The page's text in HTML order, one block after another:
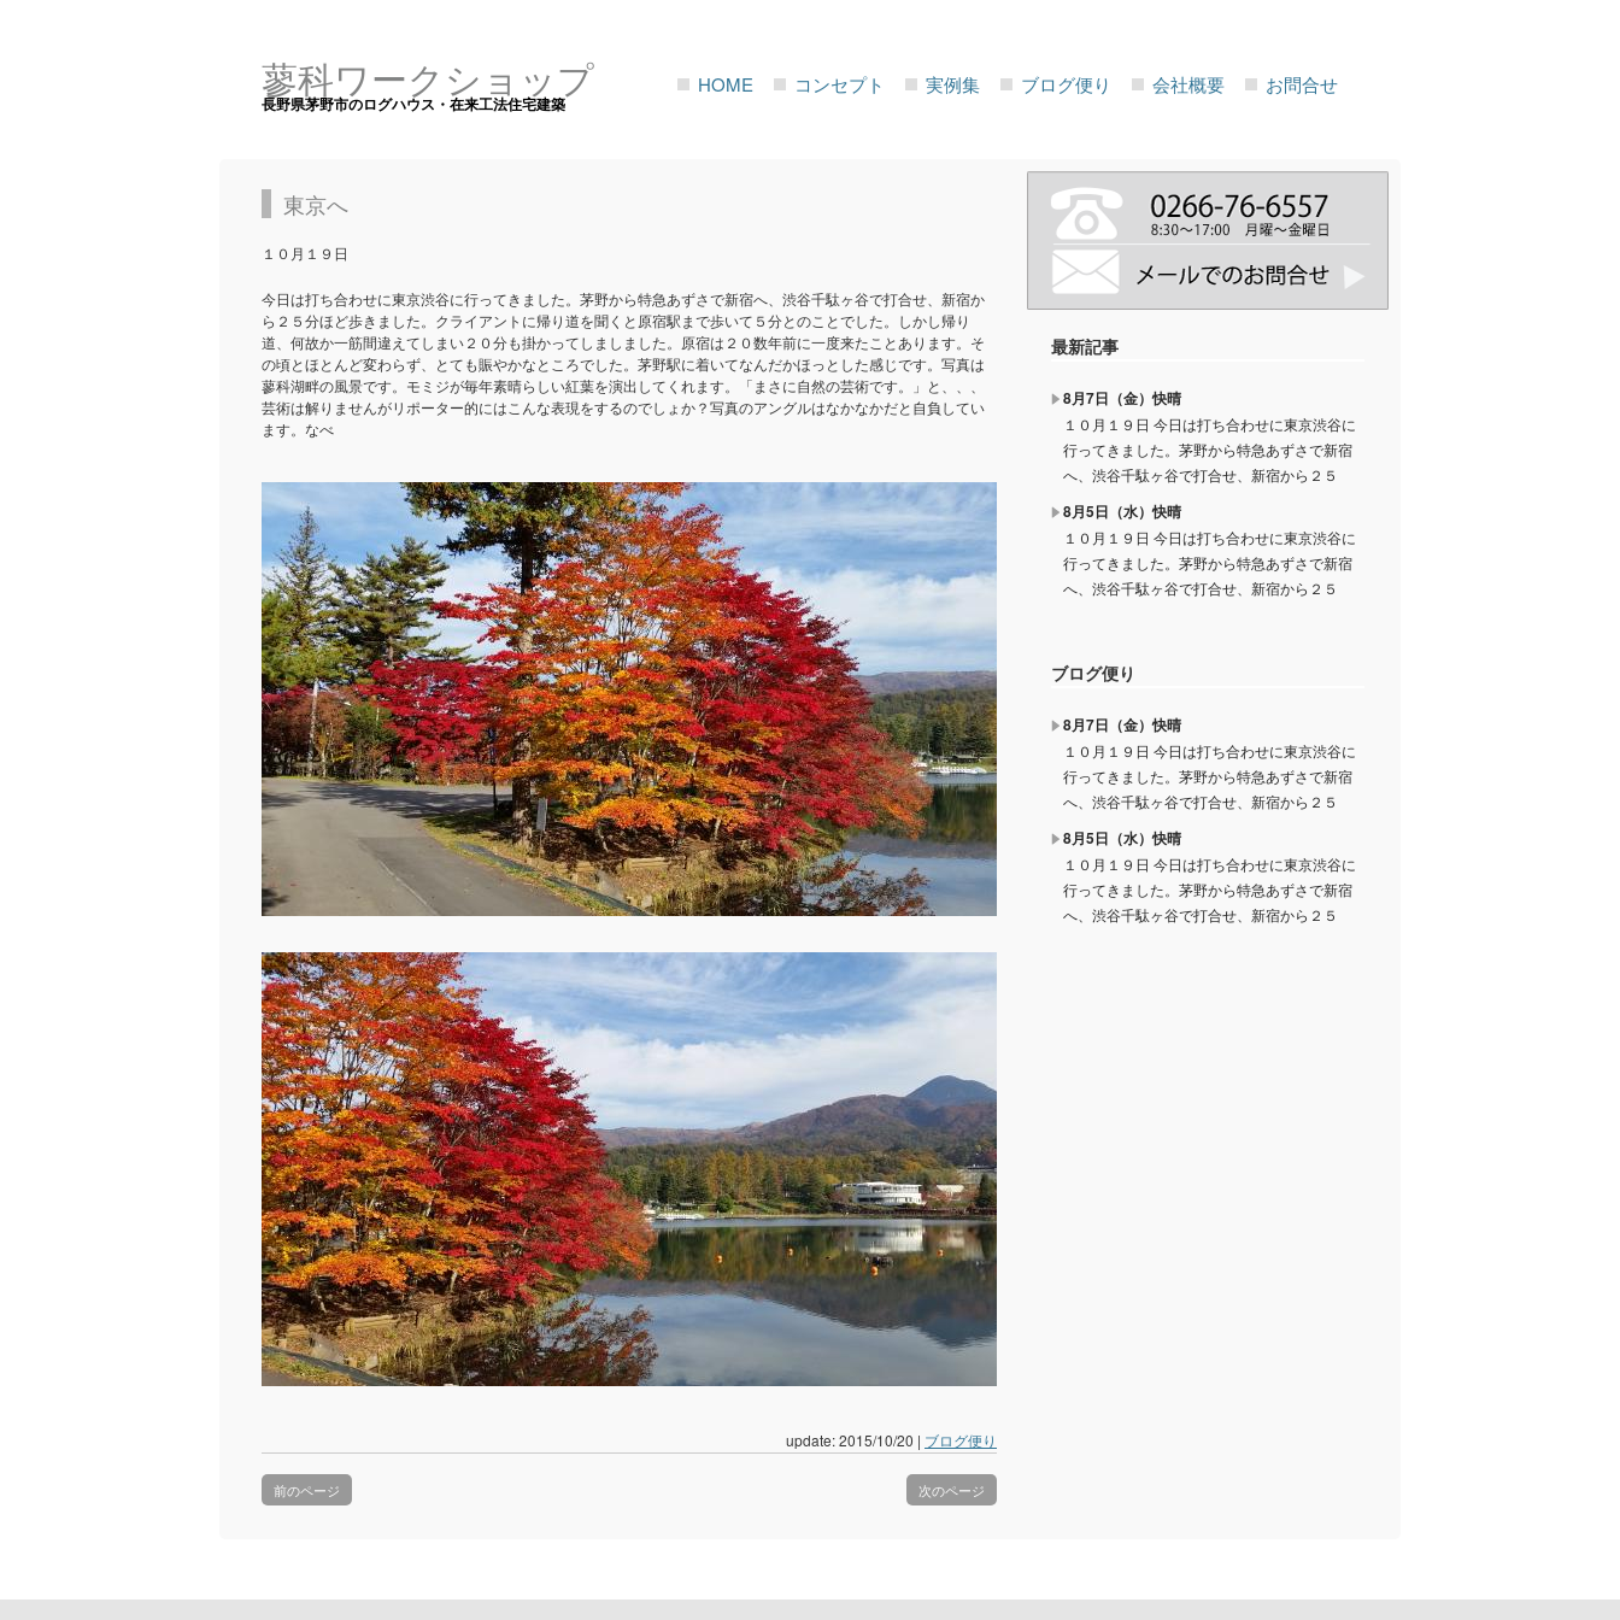
蓼科ワークショップ
長野県茅野市のログハウス・在来工法住宅建築
HOME コンセプト 実例集 ブログ便り 会社概要 お問合せ
東京へ
１０月１９日
今日は打ち合わせに東京渋谷に行ってきました。茅野から特急あずさで新宿へ、渋谷千駄ヶ谷で打合せ、新宿か
ら２５分ほど歩きました。クライアントに帰り道を聞くと原宿駅まで歩いて５分とのことでした。しかし帰り
道、何故か一筋間違えてしまい２０分も掛かってしましました。原宿は２０数年前に一度来たことあります。そ
の頃とほとんど変わらず、とても賑やかなところでした。茅野駅に着いてなんだかほっとした感じです。写真は
蓼科湖畔の風景です。モミジが毎年素晴らしい紅葉を演出してくれます。「まさに自然の芸術です。」と、、、
芸術は解りませんがリポーター的にはこんな表現をするのでしょか？写真のアングルはなかなかだと自負してい
ます。なべ
update: 2015/10/20 | ブログ便り
前のページ 次のページ
最新記事
8月7日（金）快晴
１０月１９日 今日は打ち合わせに東京渋谷に
行ってきました。茅野から特急あずさで新宿
へ、渋谷千駄ヶ谷で打合せ、新宿から２５
8月5日（水）快晴
１０月１９日 今日は打ち合わせに東京渋谷に
行ってきました。茅野から特急あずさで新宿
へ、渋谷千駄ヶ谷で打合せ、新宿から２５
ブログ便り
8月7日（金）快晴
１０月１９日 今日は打ち合わせに東京渋谷に
行ってきました。茅野から特急あずさで新宿
へ、渋谷千駄ヶ谷で打合せ、新宿から２５
8月5日（水）快晴
１０月１９日 今日は打ち合わせに東京渋谷に
行ってきました。茅野から特急あずさで新宿
へ、渋谷千駄ヶ谷で打合せ、新宿から２５